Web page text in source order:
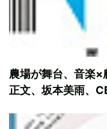
農場が舞台、音楽×
正文、坂本美雨、